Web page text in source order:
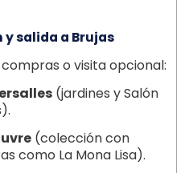
y salida a Brujas
o visita opcional:
(jardines y Salón
(colección con
como La Mona Lisa).